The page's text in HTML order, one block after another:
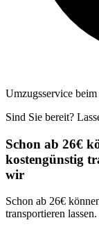
Umzugsservice
Sind Sie bereit?
Schon ab 26€
kostengünstig
wir
Schon ab 26€
transportieren lassen.